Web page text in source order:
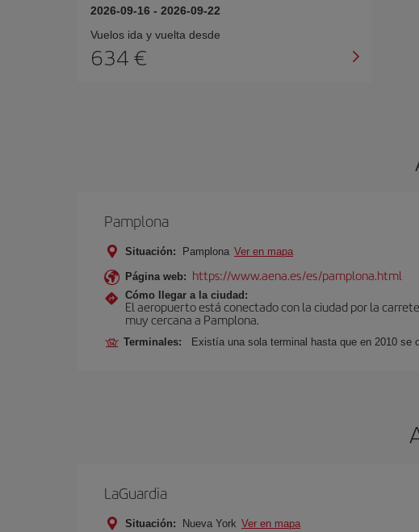
2026-09-16 - 2026-09-22
Vuelos ida y vuelta desde
634 €
Pamplona
Situación: Pamplona Ver en mapa
Página web: https://www.aena.es/es/pamplona.html
Cómo llegar a la ciudad:
El aeropuerto está conectado con la ciudad por la
muy cercana a Pamplona.
Terminales: Existía una sola terminal hasta que en 2010 se
LaGuardia
Situación: Nueva York Ver en mapa